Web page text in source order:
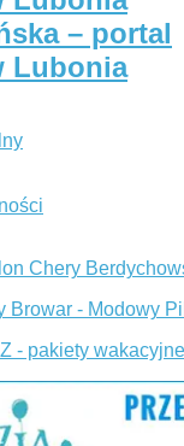
– portal
Lubonia